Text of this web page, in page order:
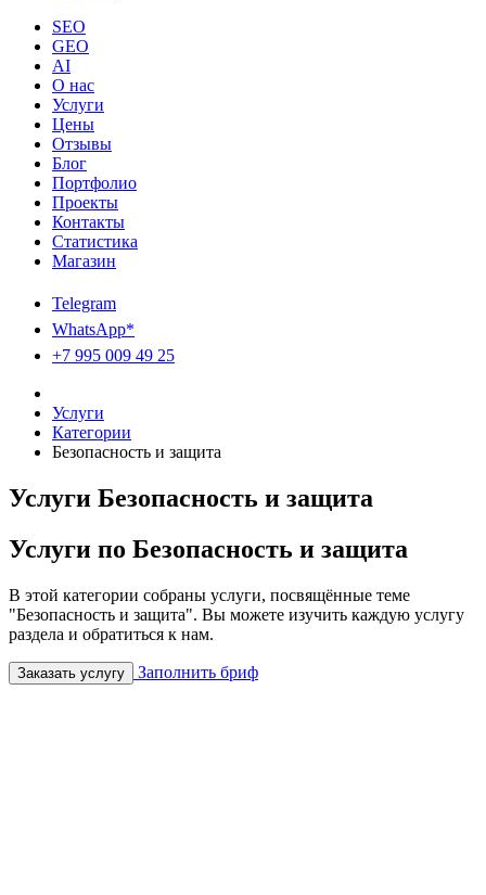
SEO
GEO
AI
О нас
Услуги
Цены
Отзывы
Блог
Портфолио
Проекты
Контакты
Статистика
Магазин
Telegram
WhatsApp*
+7 995 009 49 25
Услуги
Категории
Безопасность и защита
Услуги Безопасность и защита
Услуги по Безопасность и защита
В этой категории собраны услуги, посвящённые теме
"Безопасность и защита". Вы можете изучить каждую услугу
раздела и обратиться к нам.
Заказать услугу Заполнить бриф